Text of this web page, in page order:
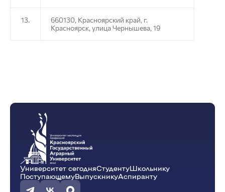
13.
660130, Красноярский край, г.
Красноярск, улица Чернышева, 19
Университет сегодняСтудентуШкольнику
ПоступающемуВыпускникуАспиранту